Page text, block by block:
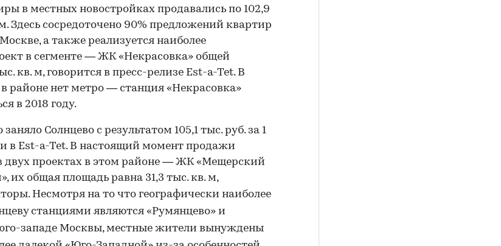
в местных новостройках продавались по 102,9
м. Здесь сосредоточено 90% предложений квартир
а также реализуется наиболее
в сегменте — ЖК «Некрасовка» общей
кв. м, говорится в пресс-релизе Est-a-Tet. В
районе нет метро — станция «Некрасовка»
в 2018 году.
Солнцево с результатом 105,1 тыс. руб. за 1
в Est-a-Tet. В настоящий момент продажи
двух проектах в этом районе — ЖК «Мещерский
их общая площадь равна 31,3 тыс. кв. м,
Несмотря на то что географически наиболее
станциями являются «Румянцево» и
западе Москвы, местные жители вынуждены